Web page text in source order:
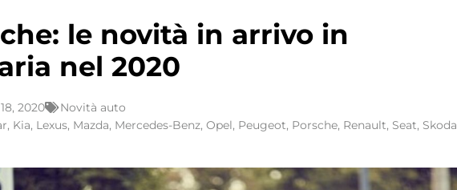
le novità in arrivo in
nel 2020
2020
Novità auto
, Kia, Lexus, Mazda, Mercedes-Benz, Opel, Peugeot, Porsche, Renault, Seat, Skoda